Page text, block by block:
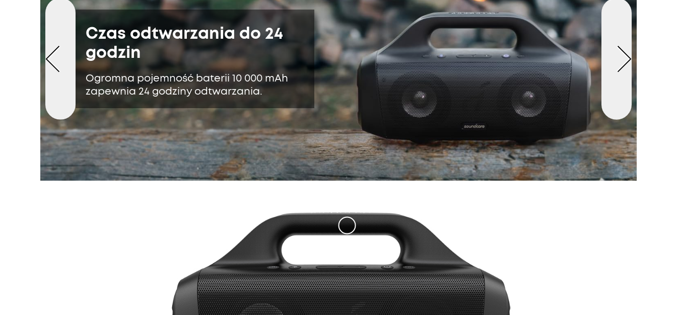
Czas odtwarzania do 24
godzin
Ogromna pojemność baterii 10 000 mAh
zapewnia 24 godziny odtwarzania.